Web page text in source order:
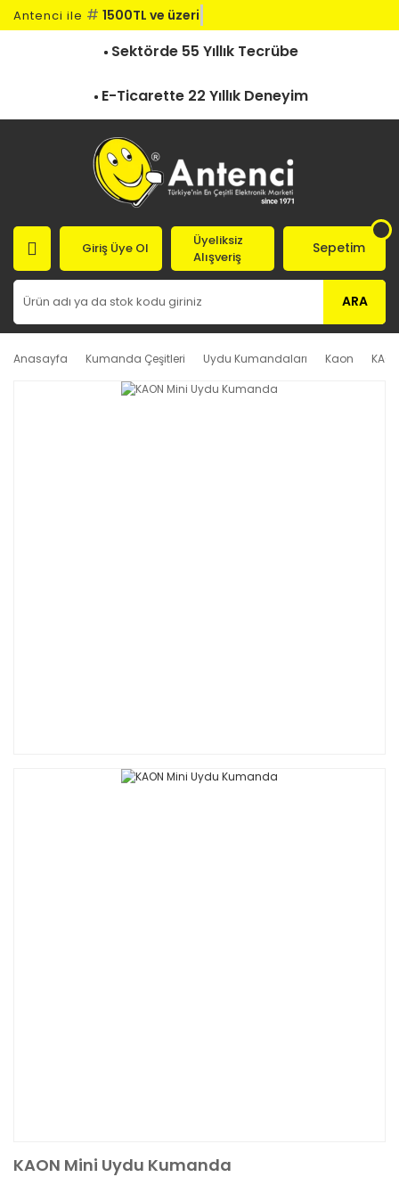
Antenci ile # 1500TL ve üzeri
Sektörde 55 Yıllık Tecrübe
E-Ticarette 22 Yıllık Deneyim
ARA
Giriş Üye Ol
Üyeliksiz
Alışveriş
Sepetim
Anasayfa Kumanda Çeşitleri Uydu Kumandaları Kaon
KAON Mini Uydu Kumanda